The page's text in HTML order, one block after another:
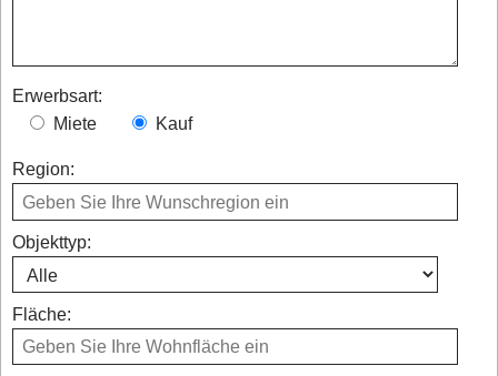
Erwerbsart:
Miete
Kauf
Region:
Objekttyp:
Fläche: